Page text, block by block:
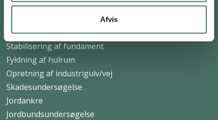
Afvis
Skruefundament
Stabilisering af fundament
Fyldning af hulrum
Opretning af industrigulv/vej
Skadesundersøgelse
Jordankre
Jordbundsundersøgelse